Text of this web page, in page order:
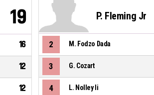
19
16
12
12
P. Fleming Jr
2 M. Fodzo Dada
3 G. Cozart
4 L. Nolley Ii